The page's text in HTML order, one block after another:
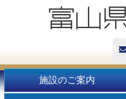
施設のご案内